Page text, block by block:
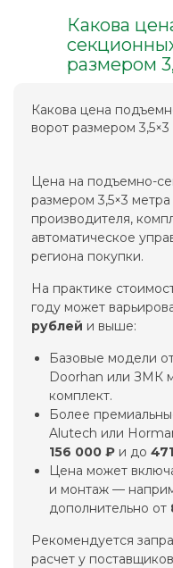
Какова
размером
Какова цена
ворот размером 3,5×3
Цена на подъемно-
размером 3,5×3
производителя,
автоматическое
региона покупки.
На практике
году может
рублей и выше:
Базовые модели
Doorhan или ЗМК
комплект.
Более
Alutech или
156 000 ₽ и до
Цена может
и монтаж —
дополнительно от
Рекомендуется
расчет у